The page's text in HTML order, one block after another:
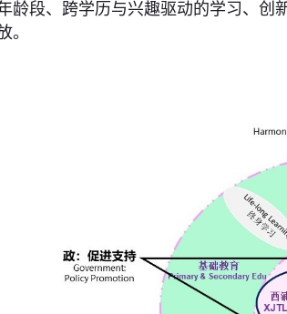
龄段、跨学历与兴趣驱动的学习、创
。